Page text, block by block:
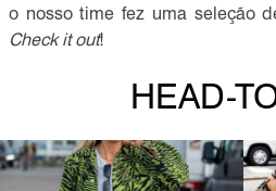
o nosso time fez uma seleção
Check it out!
HEAD-